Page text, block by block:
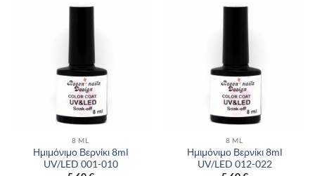
παραλλαγές.
μπορούν
να
επιλεγούν
στη
του
προϊόντος
πολλαπλές
παραλλαγές.
επιλογές
μπορούν
να
επιλεγούν
σελίδα
του
8 ML
Ημιμόνιμο Βερνίκι 8ml
UV/LED 001-010
8 ML
Ημιμόνιμο Βερνίκι 8ml
UV/LED 012-022